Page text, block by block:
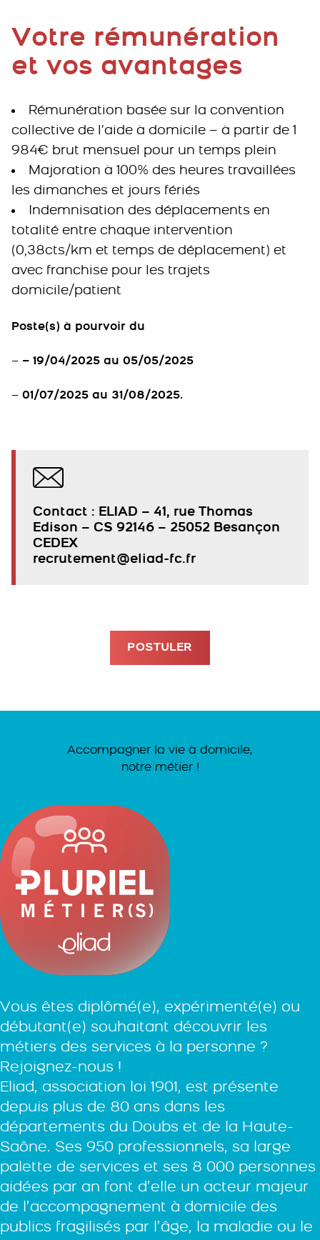
Votre rémunération
et vos avantages
Rémunération basée sur la convention
collective de l’aide à domicile – à partir de 1
984€ brut mensuel pour un temps plein
Majoration à 100% des heures travaillées
les dimanches et jours fériés
Indemnisation des déplacements en
totalité entre chaque intervention
(0,38cts/km et temps de déplacement) et
avec franchise pour les trajets
domicile/patient
Poste(s) à pourvoir du
– – 19/04/2025 au 05/05/2025
– 01/07/2025 au 31/08/2025.
Contact : ELIAD – 41, rue Thomas
Edison – CS 92146 – 25052 Besançon
CEDEX
recrutement@eliad-fc.fr
POSTULER
Accompagner la vie à domicile,
notre métier !
Vous êtes diplômé(e), expérimenté(e) ou
débutant(e) souhaitant découvrir les
métiers des services à la personne ?
Rejoignez-nous !
Eliad, association loi 1901, est présente
depuis plus de 80 ans dans les
départements du Doubs et de la Haute-
Saône. Ses 950 professionnels, sa large
palette de services et ses 8 000 personnes
aidées par an font d’elle un acteur majeur
de l’accompagnement à domicile des
publics fragilisés par l’âge, la maladie ou le